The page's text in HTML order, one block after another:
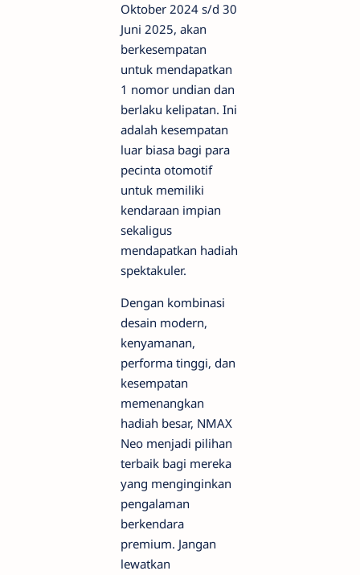
Oktober 2024 s/d 30
Juni 2025, akan
berkesempatan
untuk mendapatkan
1 nomor undian dan
berlaku kelipatan. Ini
adalah kesempatan
luar biasa bagi para
pecinta otomotif
untuk memiliki
kendaraan impian
sekaligus
mendapatkan hadiah
spektakuler.
Dengan kombinasi
desain modern,
kenyamanan,
performa tinggi, dan
kesempatan
memenangkan
hadiah besar, NMAX
Neo menjadi pilihan
terbaik bagi mereka
yang menginginkan
pengalaman
berkendara
premium. Jangan
lewatkan